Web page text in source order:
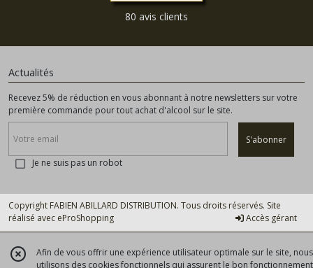
80 avis clients
Actualités
Recevez 5% de réduction en vous abonnant à notre newsletters sur votre
première commande pour tout achat d'alcool sur le site.
S'abonner
Je ne suis pas un robot
Copyright FABIEN ABILLARD DISTRIBUTION. Tous droits réservés. Site
réalisé avec eProShopping Accès gérant
Afin de vous offrir une expérience utilisateur optimale sur le site, nous
utilisons des cookies fonctionnels qui assurent le bon fonctionnement